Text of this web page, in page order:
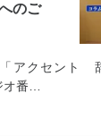
のご
「アクセント
番…